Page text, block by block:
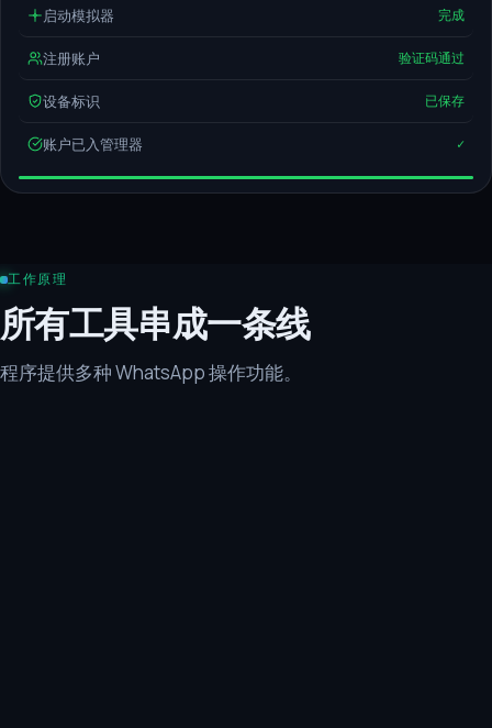
启动模拟器 完成
注册账户 验证码通过
设备标识 已保存
账户已入管理器 ✓
工作原理
所有工具串成一条线
程序提供多种 WhatsApp 操作功能。